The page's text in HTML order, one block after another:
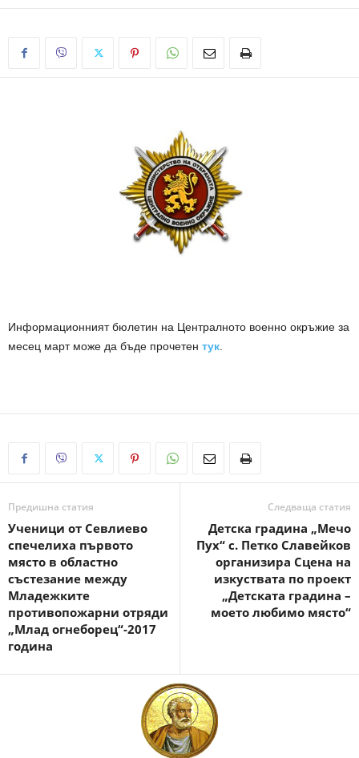
Информационният бюлетин на Централното военно окръжие за
месец март може да бъде прочетен тук
Предишна статия
Ученици от Севлиево
спечелиха първото
място в областно
състезание между
Младежките
противопожарни отряди
„Млад огнеборец“-2017
година
Следваща статия
Детска градина „Мечо
Пух“ с. Петко Славейков
организира Сцена на
изкуствата по проект
„Детската градина –
моето любимо място“